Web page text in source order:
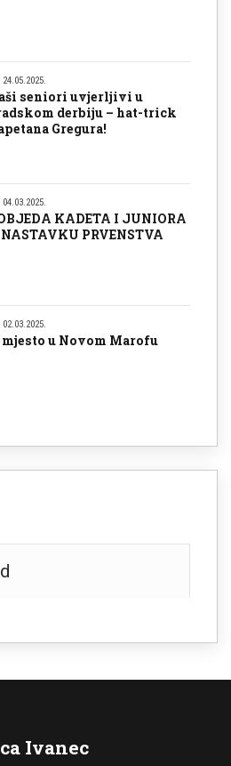
24.05.2025.
seniori uvjerljivi u
derbiju – hat-trick
Gregura!
04.03.2025.
KADETA I JUNIORA
PRVENSTVA
02.03.2025.
mjesto u Novom Marofu
Ivanec